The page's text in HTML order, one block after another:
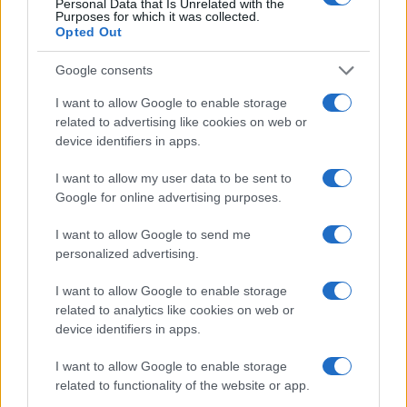
Personal Data that Is Unrelated with the
Purposes for which it was collected.
Opted Out
Google consents
I want to allow Google to enable storage
related to advertising like cookies on web or
device identifiers in apps.
I want to allow my user data to be sent to
Google for online advertising purposes.
I want to allow Google to send me
personalized advertising.
I want to allow Google to enable storage
related to analytics like cookies on web or
device identifiers in apps.
I want to allow Google to enable storage
related to functionality of the website or app.
Novembro
de 2022
$
4,39
$ 3,86 $ 5,22
Dezembro
de 2022
$
4,56
$ 4,33 4%
Previsão de preços para 2023
Encontro Preço Mínimo Máximo
% De
mensal
5,15
Fevereiro
$
$ 4,95
Março de
$
$ 4,25 $ 5,53 $ 4,89